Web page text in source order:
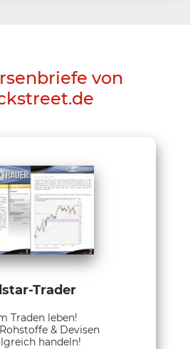
von
Trader
Traden leben!
& Devisen
handeln!